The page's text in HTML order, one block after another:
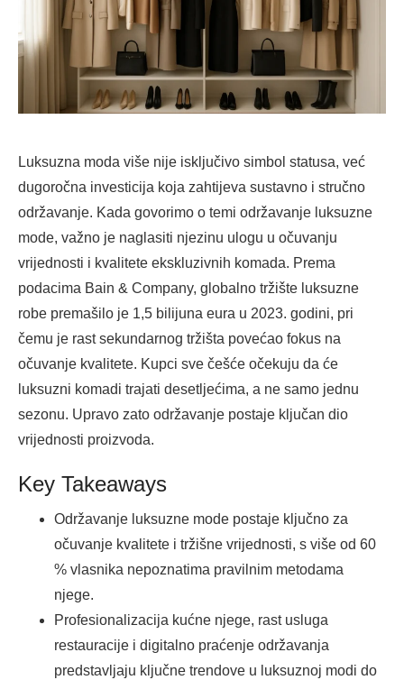
Luksuzna moda više nije isključivo simbol statusa, već
dugoročna investicija koja zahtijeva sustavno i stručno
održavanje. Kada govorimo o temi održavanje luksuzne
mode, važno je naglasiti njezinu ulogu u očuvanju
vrijednosti i kvalitete ekskluzivnih komada. Prema
podacima Bain & Company, globalno tržište luksuzne
robe premašilo je 1,5 bilijuna eura u 2023. godini, pri
čemu je rast sekundarnog tržišta povećao fokus na
očuvanje kvalitete. Kupci sve češće očekuju da će
luksuzni komadi trajati desetljećima, a ne samo jednu
sezonu. Upravo zato održavanje postaje ključan dio
vrijednosti proizvoda.
Key Takeaways
Održavanje luksuzne mode postaje ključno za
očuvanje kvalitete i tržišne vrijednosti, s više od 60
% vlasnika nepoznatima pravilnim metodama
njege.
Profesionalizacija kućne njege, rast usluga
restauracije i digitalno praćenje održavanja
predstavljaju ključne trendove u luksuznoj modi do